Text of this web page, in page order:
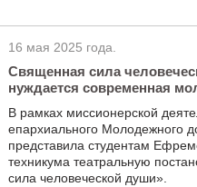
16 мая 2025 года.
Священная сила
нуждается современная
В рамках миссионерской
епархиального Молодежного
представила студентам
техникума театральную
сила человеческой души».